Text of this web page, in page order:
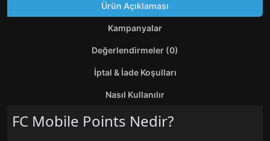
Ürün Açıklaması
Kampanyalar
Değerlendirmeler (0)
İptal & İade Koşulları
Nasıl Kullanılır
FC Mobile Points Nedir?